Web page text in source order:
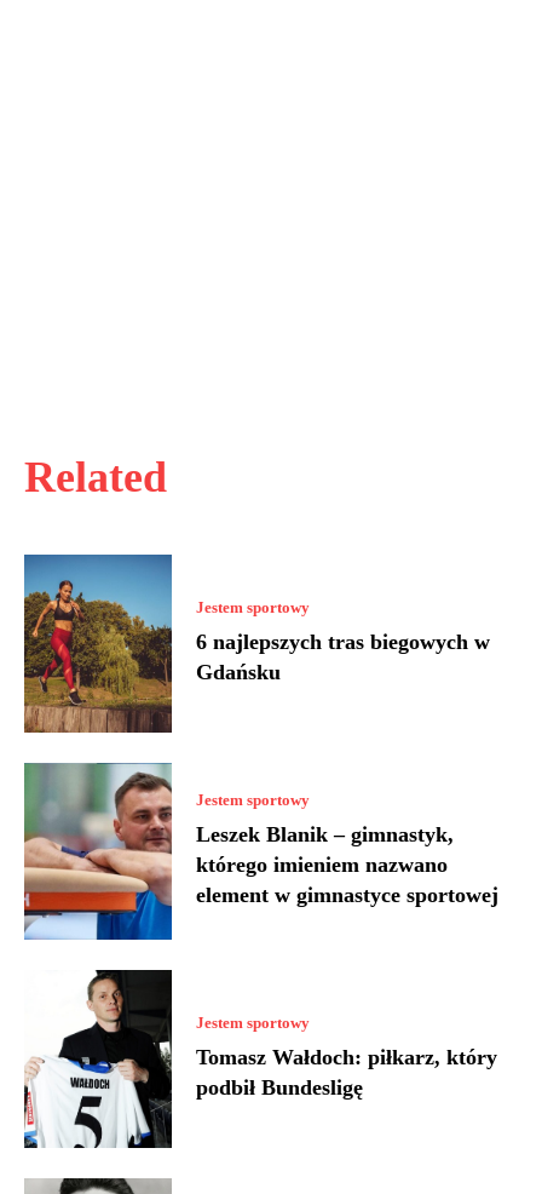
Related
Jestem sportowy
6 najlepszych tras biegowych w
Gdańsku
Jestem sportowy
Leszek Blanik – gimnastyk,
którego imieniem nazwano
element w gimnastyce sportowej
Jestem sportowy
Tomasz Wałdoch: piłkarz, który
podbił Bundesligę